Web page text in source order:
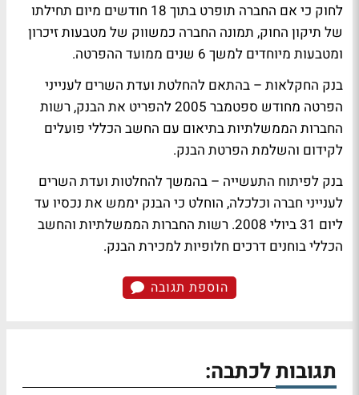
לחוק כי אם החברה תופרט בתוך 18 חודשים מיום תחילתו
של תיקון החוק, תמונה החברה כמשווק של מטבעות זיכרון
ומטבעות מיוחדים למשך 6 שנים ממועד ההפרטה.
בנק החקלאות – בהתאם להחלטת ועדת השרים לענייני
הפרטה מחודש ספטמבר 2005 להפריט את הבנק, רשות
החברות הממשלתיות בתיאום עם החשב הכללי פועלים
לקידום והשלמת הפרטת הבנק.
בנק לפיתוח התעשייה – בהמשך להחלטות ועדת השרים
לענייני חברה וכלכלה, הוחלט כי הבנק יממש את נכסיו עד
ליום 31 ביולי 2008. רשות החברות הממשלתיות והחשב
הכללי בוחנים דרכים חלופיות למכירת הבנק.
הוספת תגובה
תגובות לכתבה: